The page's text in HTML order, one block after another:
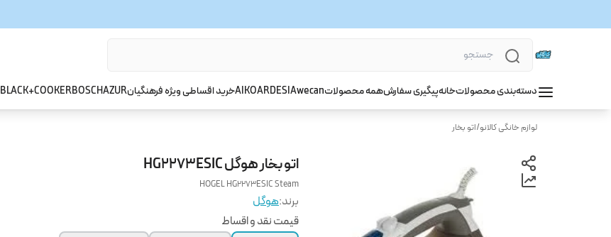
دسته‌بندی محصولاتخانهپیگیری سفارشهمه محصولاتwecan
ARDESIA
AIKOخرید اقساطی ویژه فرهنگیانAZUR
BOSCH
BLACK+COOKER
لوازم خانگی کالانو/اتو بخار
اتو بخار هوگل HG2273ESIC
HOGEL HG2273ESIC Steam
برند:هوگل
قیمت نقد و اقساط